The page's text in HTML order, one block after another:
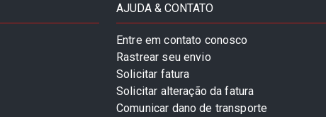
AJUDA & CONTATO
Entre em contato conosco
Rastrear seu envio
Solicitar fatura
Solicitar alteração da fatura
Comunicar dano de transporte